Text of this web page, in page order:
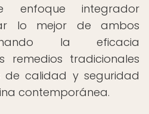
enfoque integrador
lo mejor de ambos
la eficacia
tradicionales
de calidad y seguridad
contemporánea.